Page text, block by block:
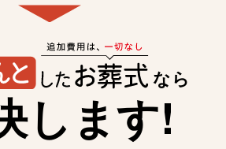
なら
します!